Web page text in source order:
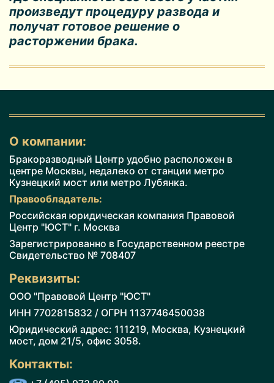
произведут процедуру развода и
получат готовое решение о
расторжении брака.
О компании:
Бракоразводный Центр удобно расположен в
центре Москвы, недалеко от станции метро
Кузнецкий мост или метро Лубянка.
Правообладатель:
Российская юридическая компания Правовой
Центр "ЮСТ" г. Москва
Зарегистрированно в Государственном реестре
Cвидетельство № 708407
Реквизиты:
ООО "Правовой Центр "ЮСТ"
ИНН 7702815832 / ОГРН 1137746450038
Юридический адрес: 111219, Москва, Кузнецкий
мост, дом 21/5, офис 3058.
Контакты: